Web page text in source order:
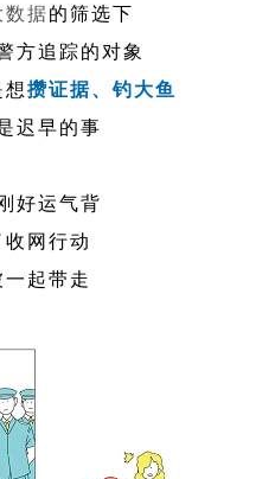
数据的筛选下
方追踪的对象
想攒证据、钓大鱼
迟早的事
好运气背
网行动
起带走